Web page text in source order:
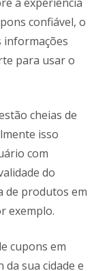
confiável, o
informações
para usar o
cheias de
isso
com
do
de produtos em
exemplo.
cupons em
sua cidade e